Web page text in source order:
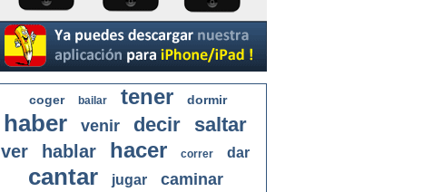
coger bailar tener dormir
haber venir decir saltar
ver hablar hacer correr dar
cantar jugar caminar